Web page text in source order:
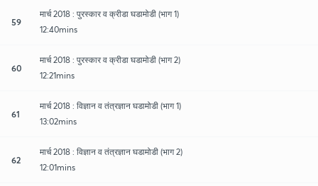
59
मार्च 2018 : पुरस्कार व क्रीडा घडामोडी (भाग 1)
12:40mins
60
मार्च 2018 : पुरस्कार व क्रीडा घडामोडी (भाग 2)
12:21mins
61
मार्च 2018 : विज्ञान व तंत्रज्ञान घडामोडी (भाग 1)
13:02mins
62
मार्च 2018 : विज्ञान व तंत्रज्ञान घडामोडी (भाग 2)
12:01mins